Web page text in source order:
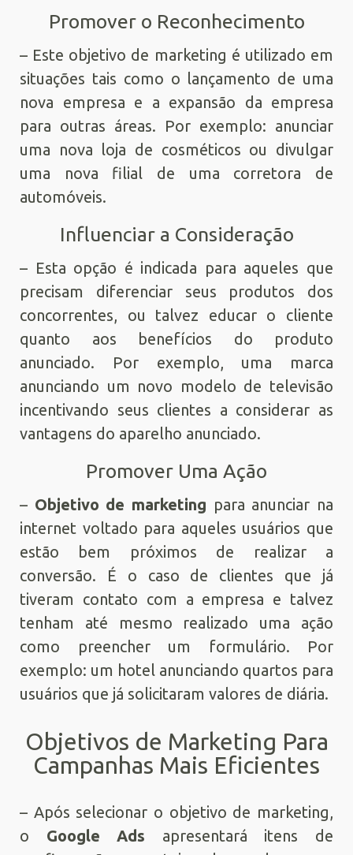
Promover o Reconhecimento
– Este objetivo de marketing é utilizado em
situações tais como o lançamento de uma
nova empresa e a expansão da empresa
para outras áreas. Por exemplo: anunciar
uma nova loja de cosméticos ou divulgar
uma nova filial de uma corretora de
automóveis.
Influenciar a Consideração
– Esta opção é indicada para aqueles que
precisam diferenciar seus produtos dos
concorrentes, ou talvez educar o cliente
quanto aos benefícios do produto
anunciado. Por exemplo, uma marca
anunciando um novo modelo de televisão
incentivando seus clientes a considerar as
vantagens do aparelho anunciado.
Promover Uma Ação
– Objetivo de marketing para anunciar na
internet voltado para aqueles usuários que
estão bem próximos de realizar a
conversão. É o caso de clientes que já
tiveram contato com a empresa e talvez
tenham até mesmo realizado uma ação
como preencher um formulário. Por
exemplo: um hotel anunciando quartos para
usuários que já solicitaram valores de diária.
Objetivos de Marketing Para
Campanhas Mais Eficientes
– Após selecionar o objetivo de marketing,
o Google Ads apresentará itens de